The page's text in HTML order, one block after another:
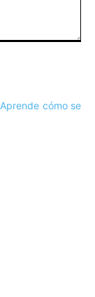
Aprende cómo se